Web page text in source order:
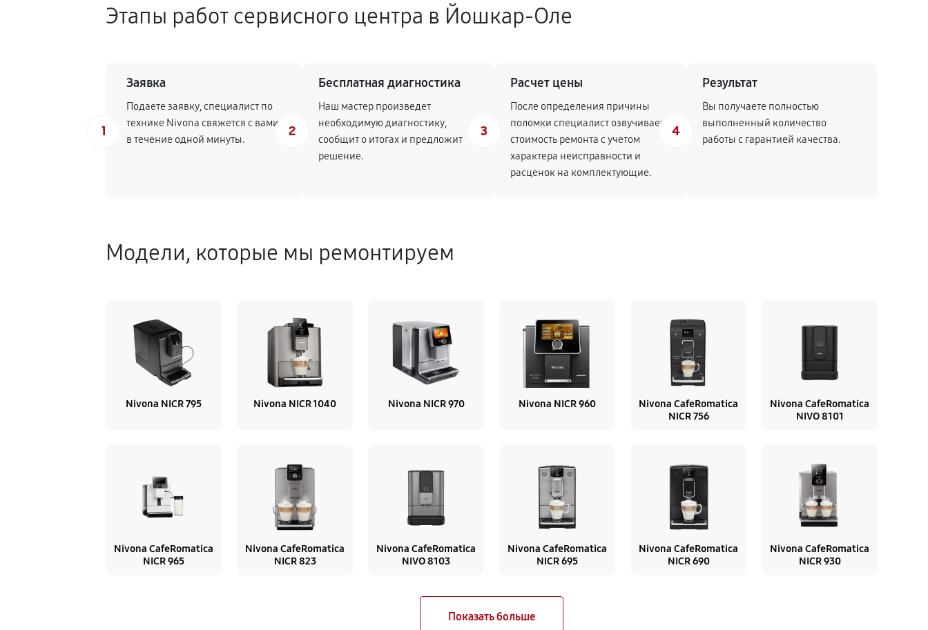
Этапы работ сервисного центра в Йошкар-Оле
1
Заявка
Подаете заявку, специалист по
технике Nivona свяжется с вами
в течение одной минуты.
2
Бесплатная диагностика
Наш мастер произведет
необходимую диагностику,
сообщит о итогах и предложит
решение.
3
Расчет цены
После определения причины
поломки специалист озвучивает
стоимость ремонта с учетом
характера неисправности и
расценок на комплектующие.
4
Результат
Вы получаете полностью
выполненный количество
работы с гарантией качества.
Модели, которые мы ремонтируем
Nivona NICR 795 Nivona NICR 1040 Nivona NICR 970 Nivona NICR 960
Nivona CafeRomatica
NICR 756
Nivona CafeRomatica
NIVO 8101
Nivona CafeRomatica
NICR 965
Nivona CafeRomatica
NICR 823
Nivona CafeRomatica
NIVO 8103
Nivona CafeRomatica
NICR 695
Nivona CafeRomatica
NICR 690
Nivona CafeRomatica
NICR 930